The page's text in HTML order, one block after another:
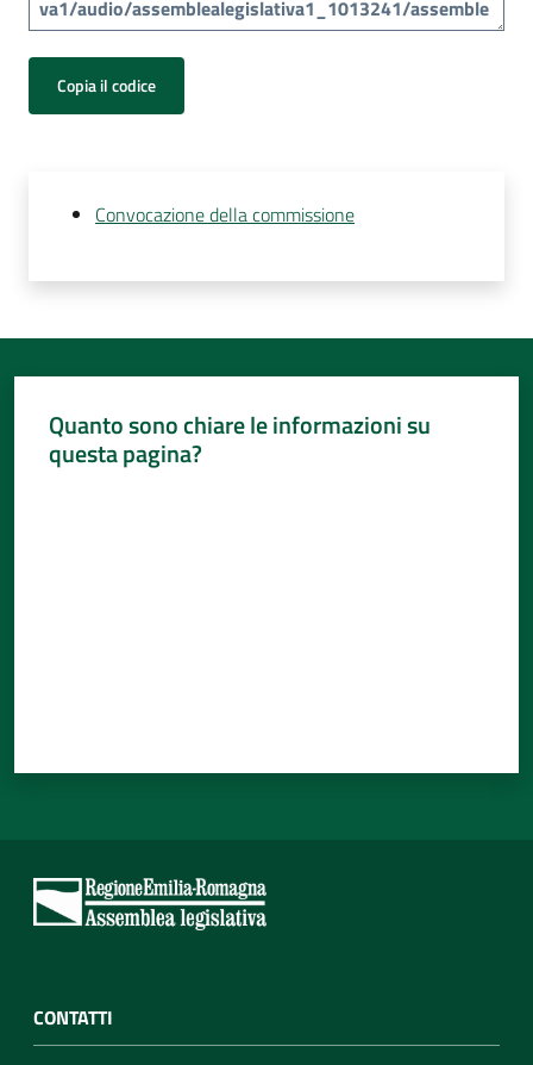
Copia il codice
Convocazione della commissione
Quanto sono chiare le informazioni su
questa pagina?
CONTATTI